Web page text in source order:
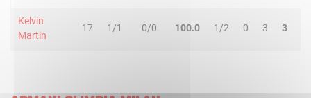
Kelvin
Martin
17 1/1 0/0 100.0 1/2 0 3 3